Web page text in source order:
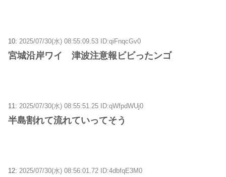
10: 2025/07/30(水) 08:55:09.53 ID:qiFnqcGv0
宮城沿岸ワイ 津波注意報ビビったンゴ
11: 2025/07/30(水) 08:55:51.25 ID:qWfpdWUj0
半島割れて流れていってそう
12: 2025/07/30(水) 08:56:01.72 ID:4dbfqE3M0